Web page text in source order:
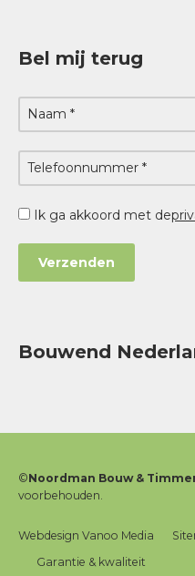
Bel mij terug
Ik ga akkoord met de
Bouwend
©Noordman Bouw &
voorbehouden.
Webdesign Vanoo Media
Garantie & kwaliteit